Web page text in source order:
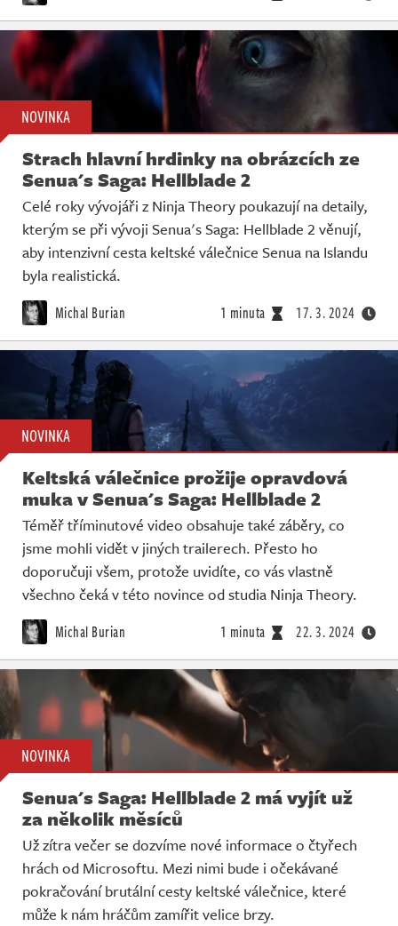
NOVINKA
Strach hlavní hrdinky na obrázcích ze
Senua's Saga: Hellblade 2
Celé roky vývojáři z Ninja Theory poukazují na detaily,
kterým se při vývoji Senua's Saga: Hellblade 2 věnují,
aby intenzivní cesta keltské válečnice Senua na Islandu
byla realistická.
Michal Burian 1 minuta 17. 3. 2024
NOVINKA
Keltská válečnice prožije opravdová
muka v Senua's Saga: Hellblade 2
Téměř tříminutové video obsahuje také záběry, co
jsme mohli vidět v jiných trailerech. Přesto ho
doporučuji všem, protože uvidíte, co vás vlastně
všechno čeká v této novince od studia Ninja Theory.
Michal Burian 1 minuta 22. 3. 2024
NOVINKA
Senua's Saga: Hellblade 2 má vyjít už
za několik měsíců
Už zítra večer se dozvíme nové informace o čtyřech
hrách od Microsoftu. Mezi nimi bude i očekávané
pokračování brutální cesty keltské válečnice, které
může k nám hráčům zamířit velice brzy.